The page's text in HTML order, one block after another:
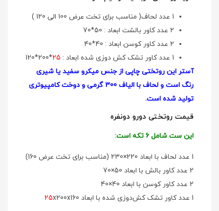
1 عدد لحاف( مناسب برای تخت عرض 100 الی 120 )
2 عدد کاور بالشت ابعاد : 50*70
2 عدد کاور کوسن ابعاد : 40*40
1 عدد کاور تشک کش دوزی شده ابعاد :
25
*200*120
آستر این روتختی چاپی از جنس میکرو سفید یا شیری
رنگ است و لحاف با الیاف 300 گرمی و دوخت کامپیوتری
تولید شده است.
قیمت روتختی دورو دونفره
این ست شامل 6 تکه است:
1 عدد لحاف با ابعاد 220×230 (مناسب برای تخت عرض 160)
2 عدد کاور بالش با ابعاد 50×70
2 عدد کاور کوسن با ابعاد 40×40
1 عدد کاور تشک کش‌دوزی شده با ابعاد
25x200x160